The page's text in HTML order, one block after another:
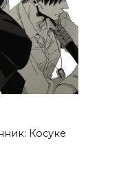
Косуке